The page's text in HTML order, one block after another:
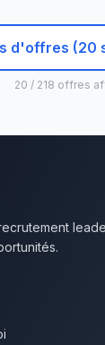
d'offres (20
20 / 218 offres